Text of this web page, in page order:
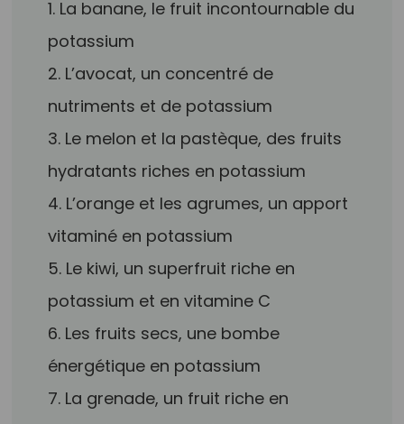
1. La banane, le fruit incontournable du
potassium
2. L’avocat, un concentré de
nutriments et de potassium
3. Le melon et la pastèque, des fruits
hydratants riches en potassium
4. L’orange et les agrumes, un apport
vitaminé en potassium
5. Le kiwi, un superfruit riche en
potassium et en vitamine C
6. Les fruits secs, une bombe
énergétique en potassium
7. La grenade, un fruit riche en